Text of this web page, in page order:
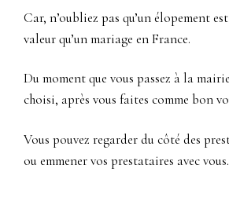
Car, n’oubliez pas qu’un élopement
valeur qu’un mariage en France.
Du moment que vous passez à la
choisi, après vous faites comme bon
Vous pouvez regarder du côté des
ou emmener vos prestataires avec vous.